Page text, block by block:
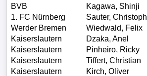
BVB
Kagawa, Shinji
1. FC Nürnberg
Sauter, Christoph
Werder Bremen
Wiedwald, Felix
Kaiserslautern
Dzaka, Anel
Kaiserslautern
Pinheiro, Ricky
Kaiserslautern
Tiffert, Christian
Kaiserslautern
Kirch, Oliver